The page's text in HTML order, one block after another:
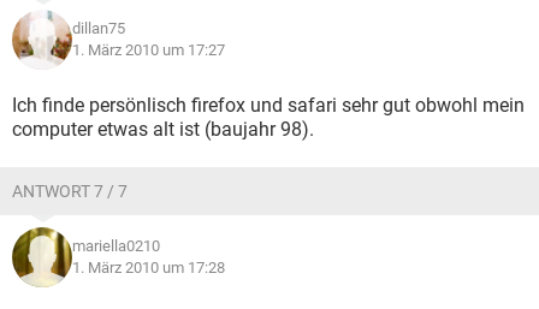
dillan75
1. März 2010 um 17:27
Ich finde persönlisch firefox und safari sehr gut obwohl mein
computer etwas alt ist (baujahr 98).
ANTWORT 7 / 7
mariella0210
1. März 2010 um 17:28